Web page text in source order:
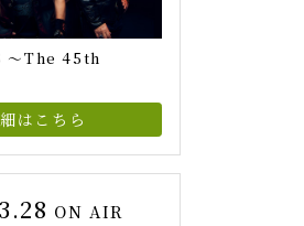
～The 45th
はこちら
3.28 ON AIR